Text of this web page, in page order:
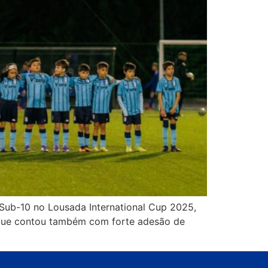
10 no Lousada International Cup 2025,
contou também com forte adesão de